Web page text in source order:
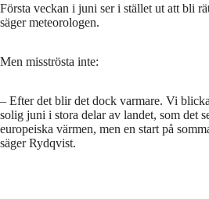
Första veckan i juni ser i stället ut att bli
säger meteorologen.
Men misströsta inte:
– Efter det blir det dock varmare. Vi
solig juni i stora delar av landet, som det
europeiska värmen, men en start på
säger Rydqvist.